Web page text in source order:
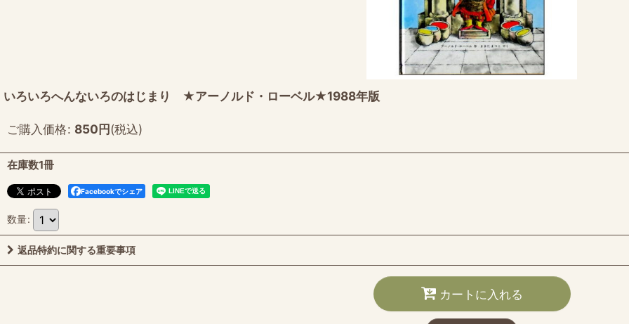
いろいろへんないろのはじまり ★アーノルド・ローベル★1988年版
ご購入価格: 850円(税込)
在庫数1冊
Facebookでシェア
数量:
返品特約に関する重要事項
カートに入れる